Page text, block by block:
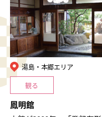
湯島・本郷エリア
観る
鳳明館